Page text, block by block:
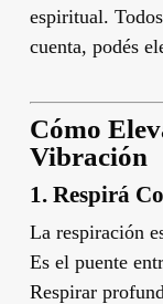
espiritual.
cuenta, podés
Cómo
Vibración
1. Respirá
La respiración
Es el puente
Respirar